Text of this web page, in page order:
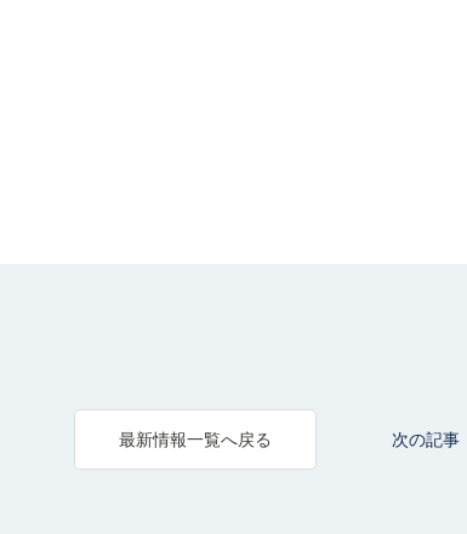
最新情報一覧へ戻る 次の記事